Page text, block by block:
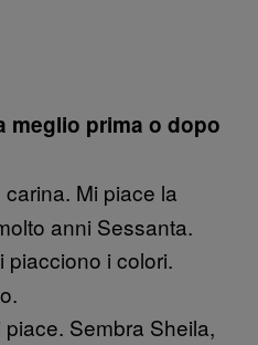
meglio prima o dopo
carina. Mi piace la
anni Sessanta.
piacciono i colori.
piace. Sembra Sheila,